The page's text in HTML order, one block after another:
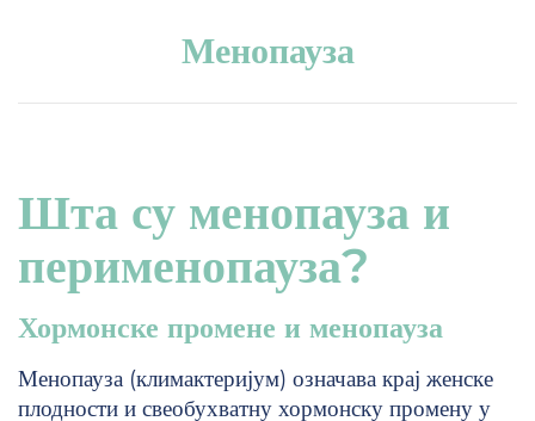
Менопауза
Шта су менопауза и
перименопауза?
Хормонске промене и менопауза
Менопауза (климактеријум) означава крај женске
плодности и свеобухватну хормонску промену у